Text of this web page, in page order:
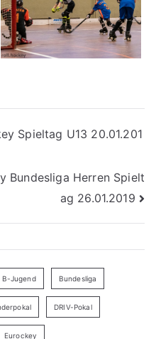
Spieltag U13 20.01.201
Bundesliga Herren Spielt
ag 26.01.2019
B-Jugend Bundesliga
DRIV-Pokal
Eurockey